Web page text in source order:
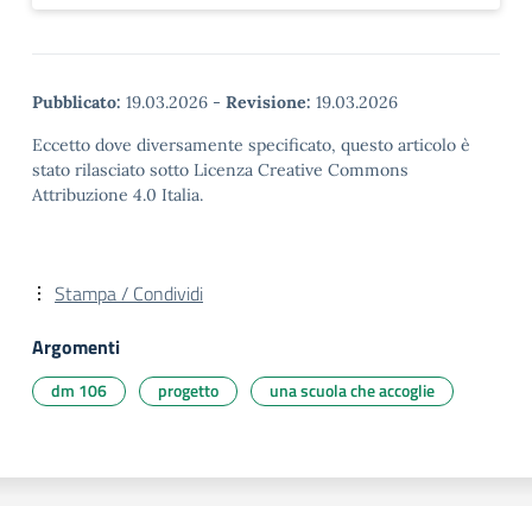
Pubblicato: 19.03.2026 - Revisione: 19.03.2026
Eccetto dove diversamente specificato, questo articolo è
stato rilasciato sotto Licenza Creative Commons
Attribuzione 4.0 Italia.
Stampa / Condividi
Argomenti
dm 106 progetto una scuola che accoglie